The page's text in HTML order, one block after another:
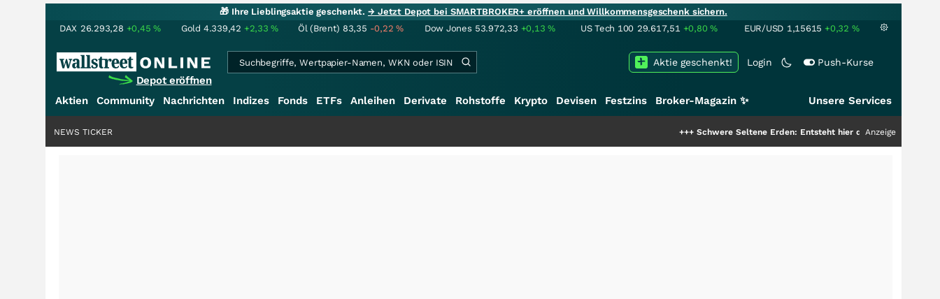
🎁 Ihre Lieblingsaktie geschenkt.→ Jetzt Depot bei SMARTBROKER+ eröffnen und Willkommensgeschenk sichern.
DAX 26.293,28 +0,45% Gold 4.339,42 +2,33% Öl (Brent) 83,35 -0,22% Dow Jones 53.972,33 +0,13% US Tech 100 29.617,51 +0,80% EUR/USD 1,15615 +0,32 %
Depot eröffnen
Login Push-Kurse
Aktie geschenkt!
Aktien Community Nachrichten Indizes Fonds ETFs Anleihen Derivate Rohstoffe Krypto Devisen Festzins Broker-Magazin ✨ Unsere Services
Schwere Seltene Erden: Entsteht hier die nächste Milliardenstory?
Anzeige
NEWS TICKER